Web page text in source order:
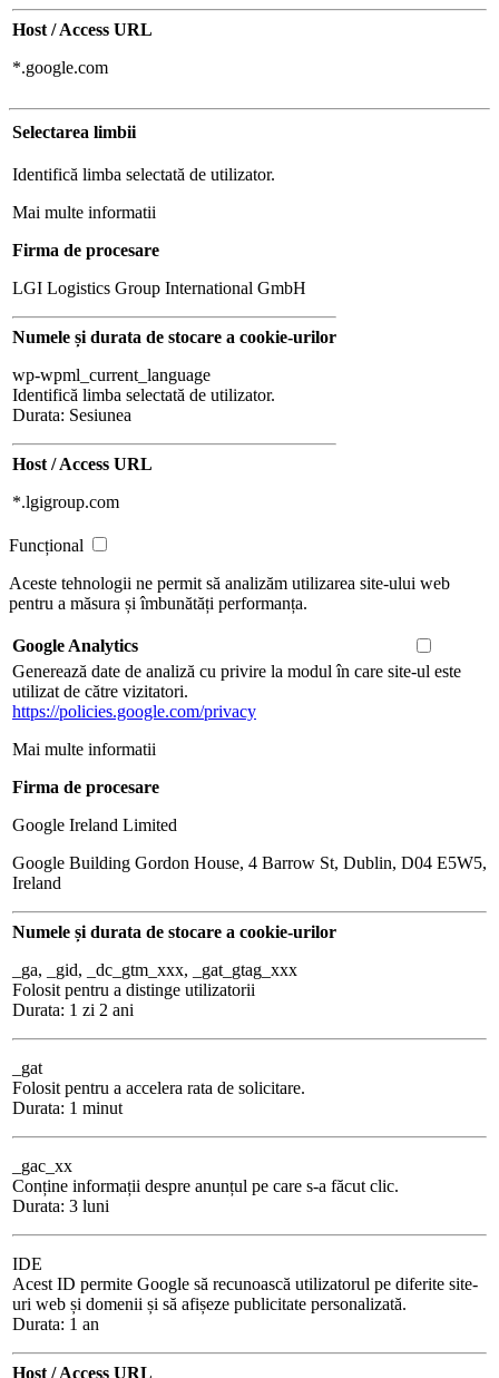
Host / Access URL
*.google.com
Selectarea limbii
Identifică limba selectată de utilizator.
Mai multe informatii
Firma de procesare
LGI Logistics Group International GmbH
Numele și durata de stocare a cookie-urilor
wp-wpml_current_language
Identifică limba selectată de utilizator.
Durata: Sesiunea
Host / Access URL
*.lgigroup.com
Funcțional
Aceste tehnologii ne permit să analizăm utilizarea site-ului web
pentru a măsura și îmbunătăți performanța.
Google Analytics
Generează date de analiză cu privire la modul în care site-ul este
utilizat de către vizitatori.
https://policies.google.com/privacy
Mai multe informatii
Firma de procesare
Google Ireland Limited
Google Building Gordon House, 4 Barrow St, Dublin, D04 E5W5,
Ireland
Numele și durata de stocare a cookie-urilor
_ga, _gid, _dc_gtm_xxx, _gat_gtag_xxx
Folosit pentru a distinge utilizatorii
Durata: 1 zi 2 ani
_gat
Folosit pentru a accelera rata de solicitare.
Durata: 1 minut
_gac_xx
Conține informații despre anunțul pe care s-a făcut clic.
Durata: 3 luni
IDE
Acest ID permite Google să recunoască utilizatorul pe diferite site-
uri web și domenii și să afișeze publicitate personalizată.
Durata: 1 an
Host / Access URL